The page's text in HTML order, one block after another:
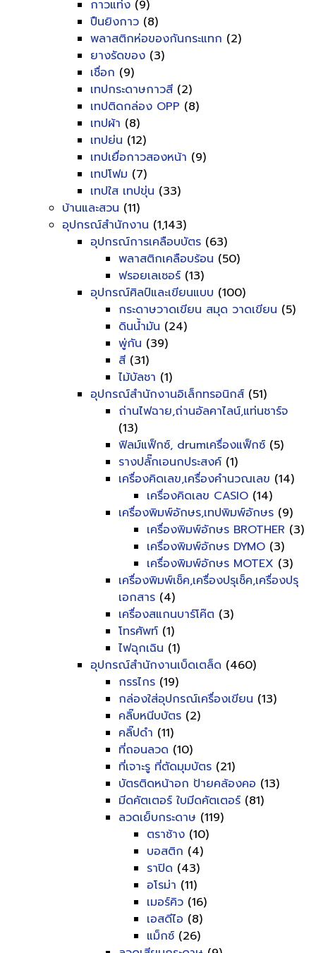
กาวแท่ง (9)
ปืนยิงกาว (8)
พลาสติกห่อของกันกระแทก (2)
ยางรัดของ (3)
เชื่อก (9)
เทปกระดาษกาวสี (2)
เทปติดกล่อง OPP (8)
เทปผ้า (8)
เทปย่น (12)
เทปเยื่อกาวสองหน้า (9)
เทปโฟม (7)
เทปใส เทปขุ่น (33)
บ้านและสวน (11)
อุปกรณ์สำนักงาน (1,143)
อุปกรณ์การเคลือบบัตร (63)
พลาสติกเคลือบร้อน (50)
ฟรอยเลเซอร์ (13)
อุปกรณ์ศิลป์และเขียนแบบ (100)
กระดาษวาดเขียน สมุด วาดเขียน (5)
ดินน้ำมัน (24)
พู่กัน (39)
สี (31)
ไม้บัลชา (1)
อุปกรณ์สำนักงานอิเล็กทรอนิกส์ (51)
ถ่านไฟฉาย,ถ่านอัลคาไลน์,แท่นชาร์จ
(13)
ฟิลม์แฟ็กซ์, drumเครื่องแฟ็กซ์ (5)
รางปลั๊กเอนกประสงค์ (1)
เครื่องคิดเลข,เครื่องคำนวณเลข (14)
เครื่องคิดเลข CASIO (14)
เครื่องพิมพ์อักษร,เทปพิมพ์อักษร (9)
เครื่องพิมพ์อักษร BROTHER (3)
เครื่องพิมพ์อักษร DYMO (3)
เครื่องพิมพ์อักษร MOTEX (3)
เครื่องพิมพ์เช็ค,เครื่องปรุเช็ค,เครื่องปรุ
เอกสาร (4)
เครื่องสแกนบาร์โค๊ต (3)
โทรศัพท์ (1)
ไฟฉุกเฉิน (1)
อุปกรณ์สำนักงานเบ็ดเตล็ด (460)
กรรไกร (19)
กล่องใส่อุปกรณ์เครื่องเขียน (13)
คลิ๊บหนีบบัตร (2)
คลิ๊ปดำ (11)
ที่ถอนลวด (10)
ที่เจาะรู ที่ตัดมุมบัตร (21)
บัตรติดหน้าอก ป้ายคล้องคอ (13)
มีดคัตเตอร์ ใบมีดคัตเตอร์ (81)
ลวดเย็บกระดาษ (119)
ตราช้าง (10)
บอสติก (4)
ราปิด (43)
อโรม่า (11)
เมอร์คิว (16)
เอสดีไอ (8)
แม็กซ์ (26)